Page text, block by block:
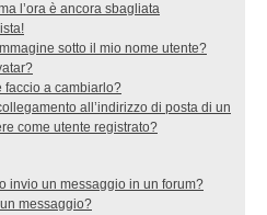
l’ora è ancora sbagliata
sotto il mio nome utente?
faccio a cambiarlo?
all’indirizzo di posta di un
come utente registrato?
invio un messaggio in un forum?
messaggio?